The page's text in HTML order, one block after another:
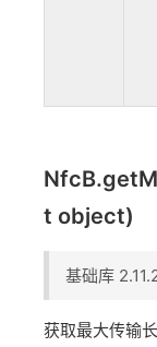
t object)
基础库
获取最大传输